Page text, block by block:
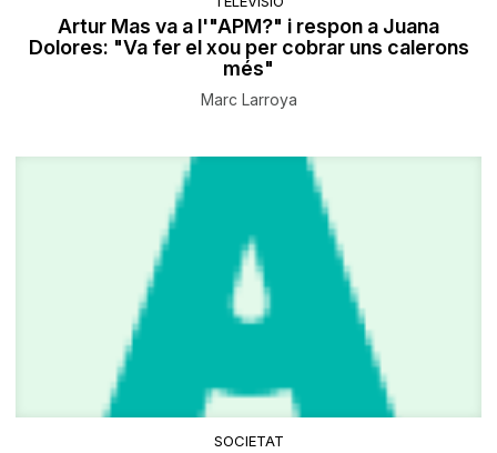
Artur Mas va a l'"APM?" i respon a Juana
Dolores: "Va fer el xou per cobrar uns calerons
més"
Marc Larroya
SOCIETAT